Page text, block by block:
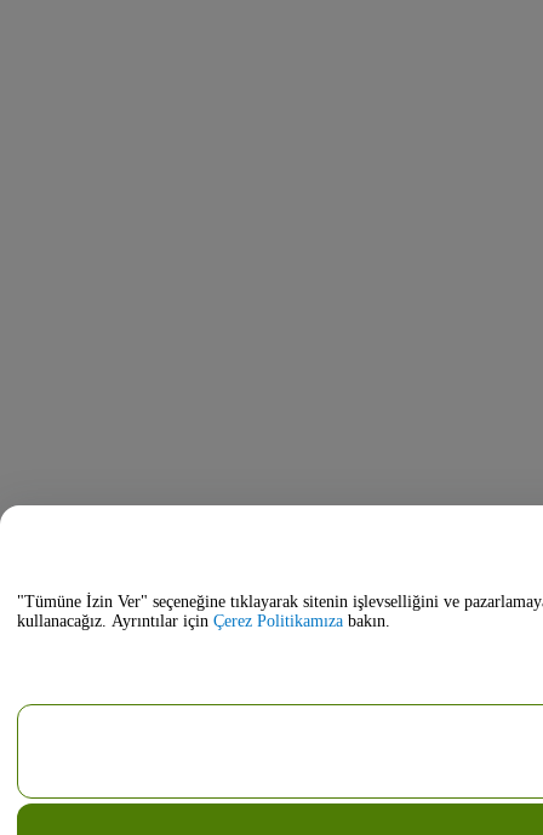
"Tümüne İzin Ver" seçeneğine tıklayarak sitenin işlevselliğini ve
kullanacağız. Ayrıntılar için Çerez Politikamıza bakın.